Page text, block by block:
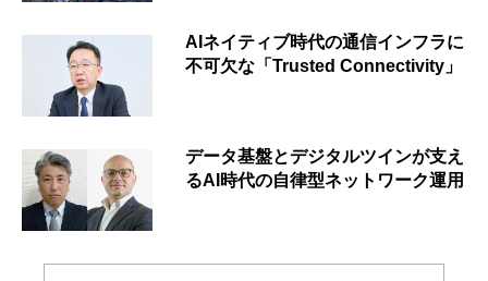
AIネイティブ時代の通信インフラに
不可欠な「Trusted Connectivity」
データ基盤とデジタルツインが支え
るAI時代の自律型ネットワーク運用